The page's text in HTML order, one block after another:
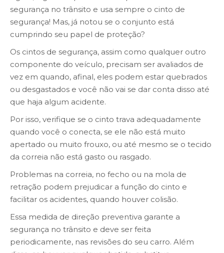
segurança no trânsito e usa sempre o cinto de
segurança! Mas, já notou se o conjunto está
cumprindo seu papel de proteção?
Os cintos de segurança, assim como qualquer outro
componente do veículo, precisam ser avaliados de
vez em quando, afinal, eles podem estar quebrados
ou desgastados e você não vai se dar conta disso até
que haja algum acidente.
Por isso, verifique se o cinto trava adequadamente
quando você o conecta, se ele não está muito
apertado ou muito frouxo, ou até mesmo se o tecido
da correia não está gasto ou rasgado.
Problemas na correia, no fecho ou na mola de
retração podem prejudicar a função do cinto e
facilitar os acidentes, quando houver colisão.
Essa medida de direção preventiva garante a
segurança no trânsito e deve ser feita
periodicamente, nas revisões do seu carro. Além